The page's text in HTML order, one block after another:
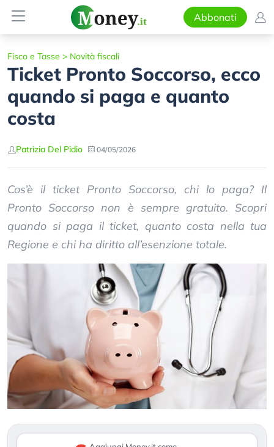
Abbonati
Fisco e Tasse > Novità fiscali
Ticket Pronto Soccorso, ecco
quando si paga e quanto
costa
Patrizia Del Pidio 04/05/2026
Cos’è il ticket Pronto Soccorso, chi lo paga? Il
Pronto Soccorso non è sempre gratuito. Scopri
quando si paga il ticket, quanto costa nella tua
Regione e chi ha diritto all’esenzione totale.